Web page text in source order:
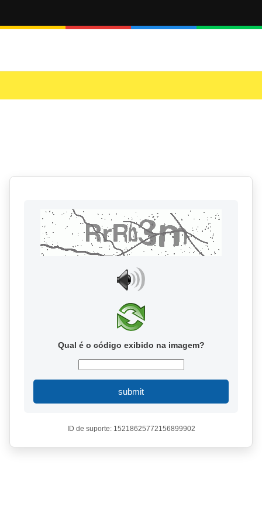
Qual é o código exibido na imagem?
submit
ID de suporte: 15218625772156899902